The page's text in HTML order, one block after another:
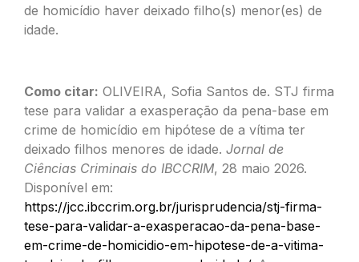
de homicídio haver deixado filho(s) menor(es) de
idade.
Como citar: OLIVEIRA, Sofia Santos de. STJ firma
tese para validar a exasperação da pena-base em
crime de homicídio em hipótese de a vítima ter
deixado filhos menores de idade. Jornal de
Ciências Criminais do IBCCRIM, 28 maio 2026.
Disponível em:
https://jcc.ibccrim.org.br/jurisprudencia/stj-firma-
tese-para-validar-a-exasperacao-da-pena-base-
em-crime-de-homicidio-em-hipotese-de-a-vitima-